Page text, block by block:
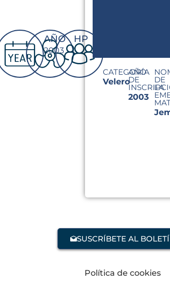
AÑO
2003
HP
-
CATEGORÍA
Velero
AÑO
DE
2003
DE
LA
SUSCRÍBETE AL
Política de cookies